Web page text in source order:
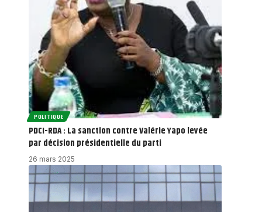
POLITIQUE
PDCI-RDA : La sanction contre Valérie Yapo levée
par décision présidentielle du parti
26 mars 2025